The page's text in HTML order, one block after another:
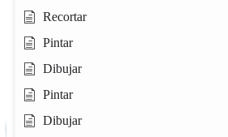
Recortar
Pintar
Dibujar
Pintar
Dibujar